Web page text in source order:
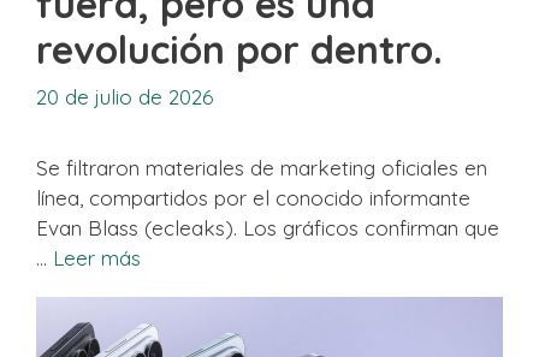
revolución por dentro.
20 de julio de 2026
Se filtraron materiales de marketing oficiales en
línea, compartidos por el conocido informante
Evan Blass (ecleaks). Los gráficos confirman que
… Leer más